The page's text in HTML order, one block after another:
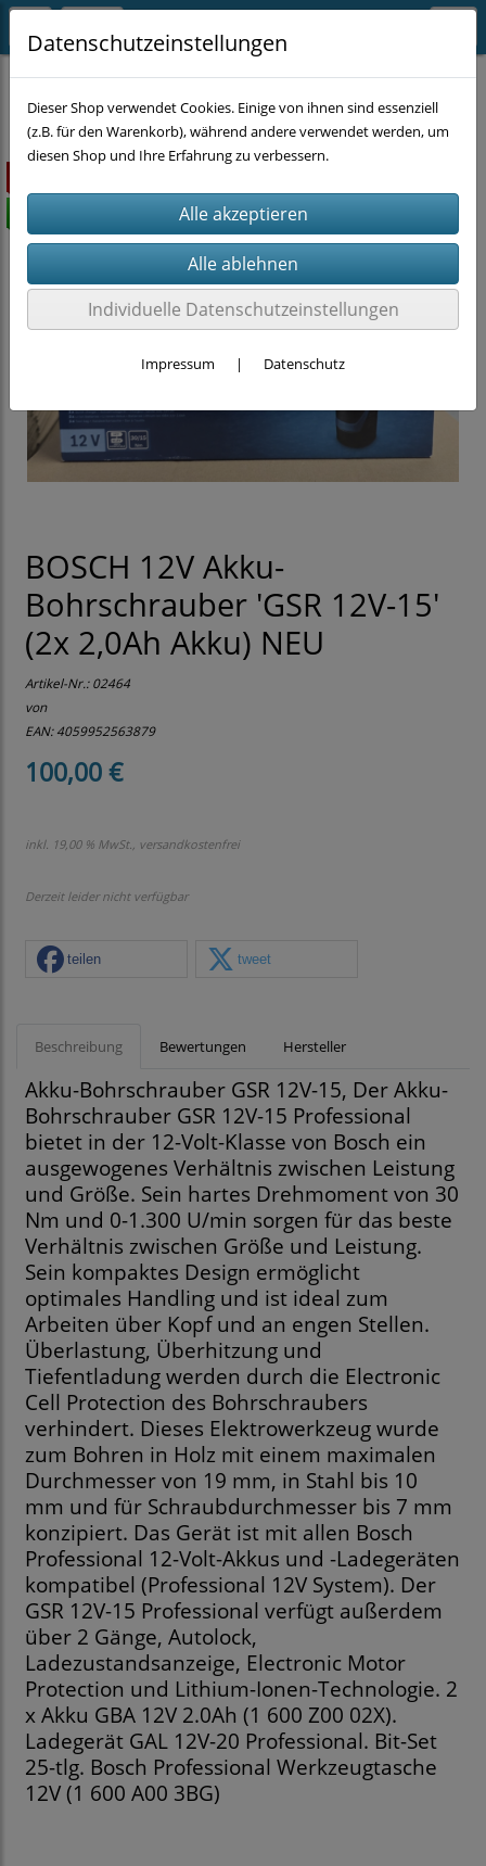
MASCHINEN
BOSCH 12V Akku-
Bohrschrauber 'GSR 12V-15'
(2x 2,0Ah Akku) NEU
Artikel-Nr.:02464
von
EAN: 4059952563879
100,00 €
inkl. 19,00 % MwSt., versandkostenfrei
Derzeit leider nicht verfügbar
teilen tweet
Beschreibung Bewertungen Hersteller
Akku-Bohrschrauber GSR 12V-15, Der Akku-
Bohrschrauber GSR 12V-15 Professional
bietet in der 12-Volt-Klasse von Bosch ein
ausgewogenes Verhältnis zwischen Leistung
und Größe. Sein hartes Drehmoment von 30
Nm und 0-1.300 U/min sorgen für das beste
Verhältnis zwischen Größe und Leistung.
Sein kompaktes Design ermöglicht
optimales Handling und ist ideal zum
Arbeiten über Kopf und an engen Stellen.
Überlastung, Überhitzung und
Tiefentladung werden durch die Electronic
Cell Protection des Bohrschraubers
verhindert. Dieses Elektrowerkzeug wurde
zum Bohren in Holz mit einem maximalen
Durchmesser von 19 mm, in Stahl bis 10
mm und für Schraubdurchmesser bis 7 mm
konzipiert. Das Gerät ist mit allen Bosch
Professional 12-Volt-Akkus und -Ladegeräten
kompatibel (Professional 12V System). Der
GSR 12V-15 Professional verfügt außerdem
über 2 Gänge, Autolock,
Ladezustandsanzeige, Electronic Motor
Protection und Lithium-Ionen-Technologie. 2
x Akku GBA 12V 2.0Ah (1 600 Z00 02X).
Ladegerät GAL 12V-20 Professional. Bit-Set
25-tlg. Bosch Professional Werkzeugtasche
12V (1 600 A00 3BG)
Datenschutzeinstellungen
Dieser Shop verwendet Cookies. Einige von ihnen sind essenziell
(z.B. für den Warenkorb), während andere verwendet werden, um
diesen Shop und Ihre Erfahrung zu verbessern.
Individuelle Datenschutzeinstellungen
Impressum | Datenschutz